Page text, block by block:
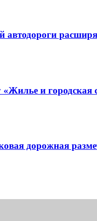
автодороги
и городская
дорожная